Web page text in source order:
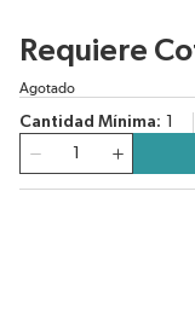
Requiere
Agotado
Cantidad Mínima
Cantidad